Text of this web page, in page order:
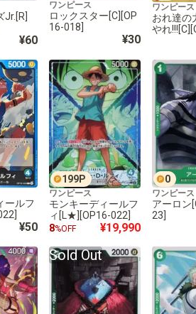
Jr.[R]
¥60
ワンピース
ロックスター[C][OP
16-018]
¥30
ワンピース
おれ達の
やれ
ールフ
¥50
199P
ワンピース
モンキーディールフ
ィ[L★][OP16-022]
8%OFF ¥19,990
0
ワンピース
アーロン
23]
Sold Out